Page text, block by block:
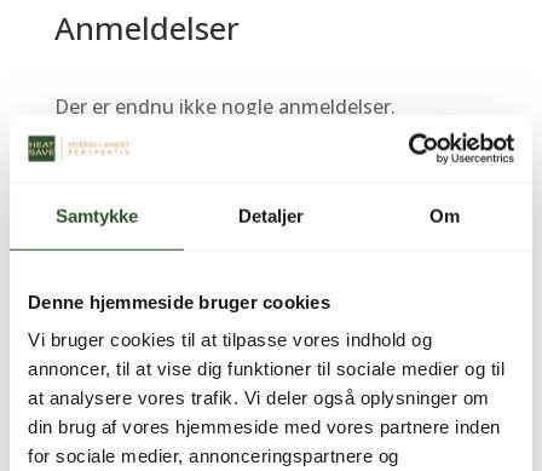
Samtykke Detaljer Om
Denne hjemmeside bruger cookies
Vi bruger cookies til at tilpasse vores indhold og
annoncer, til at vise dig funktioner til sociale medier og til
at analysere vores trafik. Vi deler også oplysninger om
din brug af vores hjemmeside med vores partnere inden
for sociale medier, annonceringspartnere og
Anmeldelser
Der er endnu ikke nogle anmeldelser.
Vær den første til at anmelde “Four-way valve
SET 2 – AW90-EVI-M – NBSTG00155A00”
Krævede felter er markeret med
Din anmeldelse*